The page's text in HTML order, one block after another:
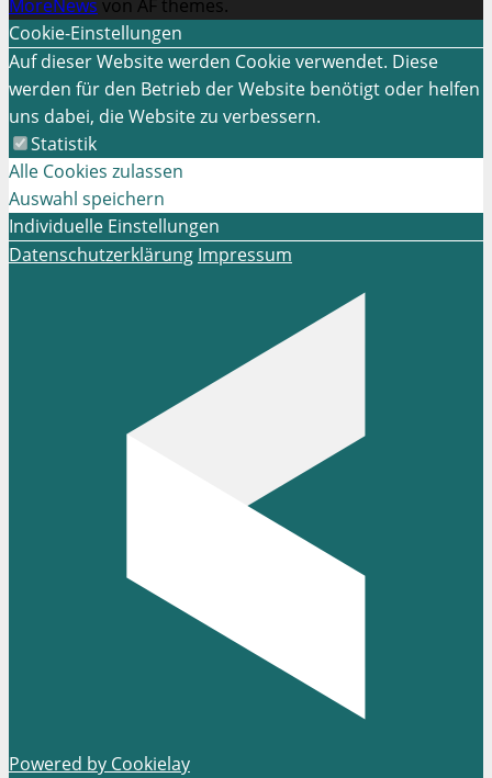
MoreNews von AF themes.
Cookie-Einstellungen
Auf dieser Website werden Cookie verwendet. Diese
werden für den Betrieb der Website benötigt oder helfen
uns dabei, die Website zu verbessern.
Statistik
Alle Cookies zulassen
Auswahl speichern
Individuelle Einstellungen
Datenschutzerklärung Impressum
Powered by Cookielay